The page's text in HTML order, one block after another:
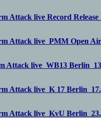
Attack live Record
Attack live PMM Open
Attack live WB13 Berlin
Attack live K 17 Berlin
Attack live KvU Berlin